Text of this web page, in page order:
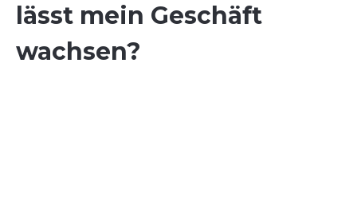
lässt mein Geschäft
wachsen?